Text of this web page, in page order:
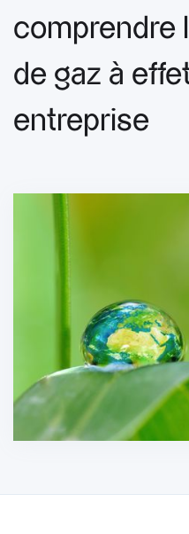
comprendre
de gaz à
entreprise